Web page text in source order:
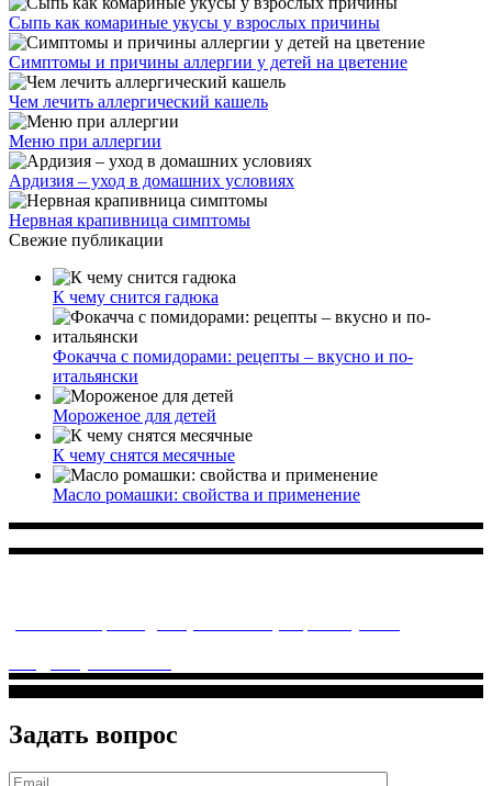
Сыпь как комариные укусы у взрослых причины
Симптомы и причины аллергии у детей на цветение
Чем лечить аллергический кашель
Меню при аллергии
Ардизия – уход в домашних условиях
Нервная крапивница симптомы
Свежие публикации
К чему снится гадюка
Фокачча с помидорами: рецепты – вкусно и по-
итальянски
Мороженое для детей
К чему снятся месячные
Масло ромашки: свойства и применение
Задать вопрос